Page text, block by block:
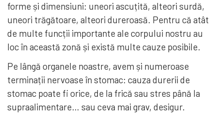
forme și dimensiuni: uneori ascuțită, alteori surdă,
uneori trăgătoare, alteori dureroasă. Pentru că atât
de multe funcții importante ale corpului nostru au
loc în această zonă și există multe cauze posibile.
Pe lângă organele noastre, avem și numeroase
terminații nervoase în stomac: cauza durerii de
stomac poate fi orice, de la frică sau stres până la
supraalimentare… sau ceva mai grav, desigur.